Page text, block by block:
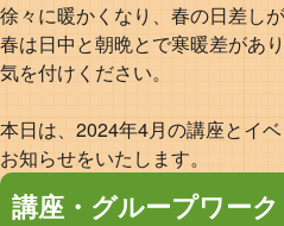
徐々に暖かくなり、春の日差し
春は日中と朝晩とで寒暖差があ
気を付けください。
本日は、2024年4月の講座とイ
お知らせをいたします。
講座・グループワーク